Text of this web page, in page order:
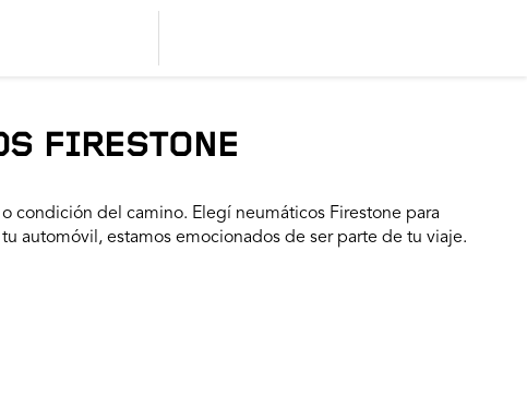
FIRESTONE
condición del camino. Elegí neumáticos Firestone para
automóvil, estamos emocionados de ser parte de tu viaje.